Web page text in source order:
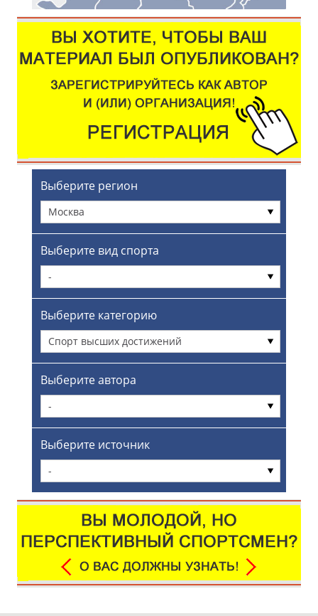
Выберите регион
Москва
Выберите вид спорта
-
Выберите категорию
Спорт высших достижений
Выберите автора
-
Выберите источник
-